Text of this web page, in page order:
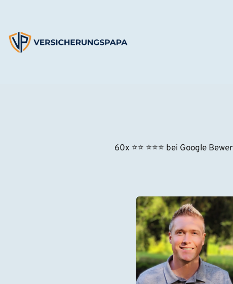
60x ⭐⭐ ⭐⭐⭐ bei Google